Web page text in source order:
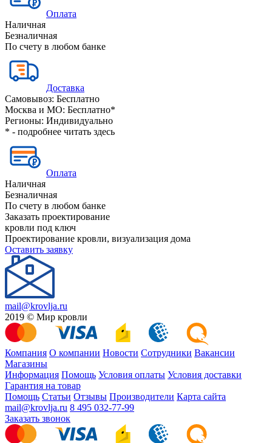
Оплата
Наличная
Безналичная
По счету в любом банке
Доставка
Самовывоз: Бесплатно
Москва и МО: Бесплатно*
Регионы: Индивидуально
* - подробнее читать здесь
Оплата
Наличная
Безналичная
По счету в любом банке
Заказать проектирование
кровли под ключ
Проектирование кровли, визуализация дома
Оставить заявку
mail@krovlja.ru
2019 © Мир кровли
Компания О компании Новости Сотрудники Вакансии
Магазины
Информация Помощь Условия оплаты Условия доставки
Гарантия на товар
Помощь Статьи Отзывы Производители Карта сайта
mail@krovlja.ru 8 495 032-77-99
Заказать звонок